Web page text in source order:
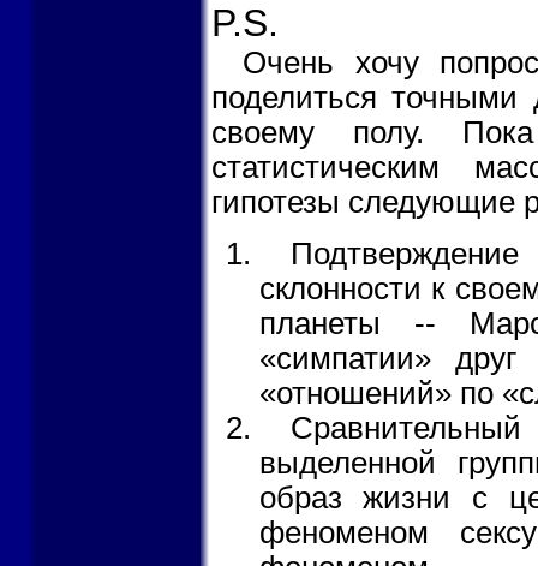
P.S.
Очень хочу
поделиться
своему полу.
статистическим
гипотезы следующие
склонности к
планеты --
«симпатии»
«отношений» по
Сравнительный
выделенной
образ жизни с
феноменом